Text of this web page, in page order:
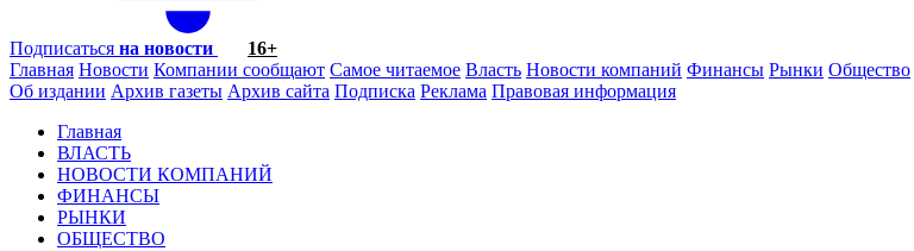
Подписаться на новости
16+
Главная Новости Компании сообщают Самое читаемое Власть Новости компаний Финансы Рынки Общество
Об издании Архив газеты Архив сайта Подписка Реклама Правовая информация
Главная
ВЛАСТЬ
НОВОСТИ КОМПАНИЙ
ФИНАНСЫ
РЫНКИ
ОБЩЕСТВО